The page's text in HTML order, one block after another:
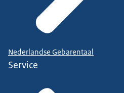
Nederlandse Gebarentaal
Service